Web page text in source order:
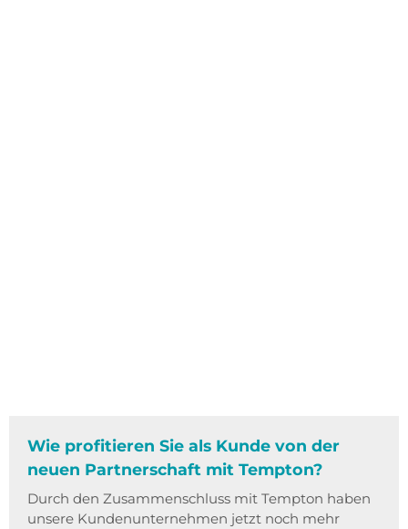
Wie profitieren Sie als Kunde von der
neuen Partnerschaft mit Tempton?
Durch den Zusammenschluss mit Tempton haben
unsere Kundenunternehmen jetzt noch mehr